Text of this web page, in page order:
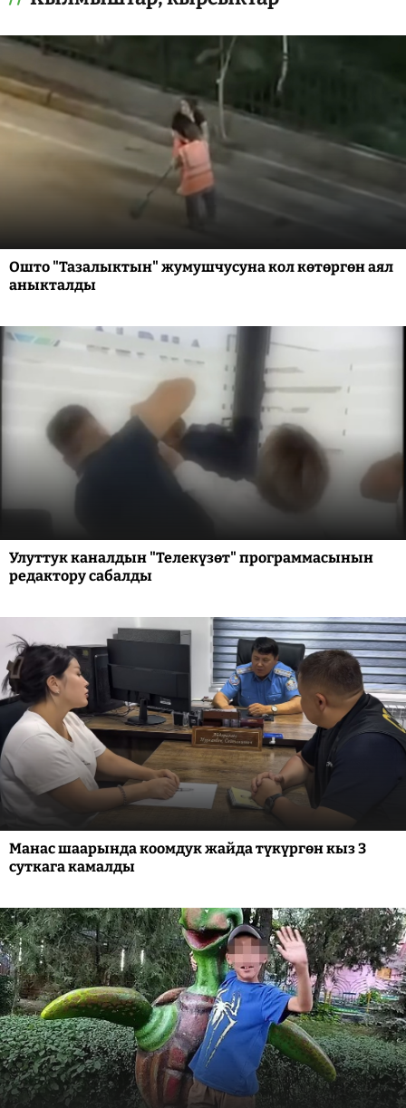
Ошто "Тазалыктын" жумушчусуна кол көтөргөн аял
аныкталды
Улуттук каналдын "Телекүзөт" программасынын
редактору сабалды
Манас шаарында коомдук жайда түкүргөн кыз 3
суткага камалды